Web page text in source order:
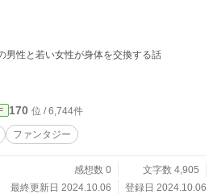
男性と若い女性が身体を交換する話
170 位 / 6,744件
ファンタジー
感想数 0
文字数 4,905
最終更新日 2024.10.06
登録日 2024.10.06